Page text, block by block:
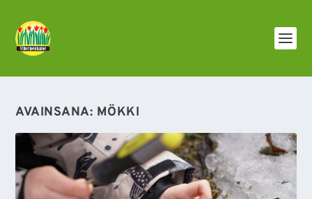
AVAINSANA: MÖKKI